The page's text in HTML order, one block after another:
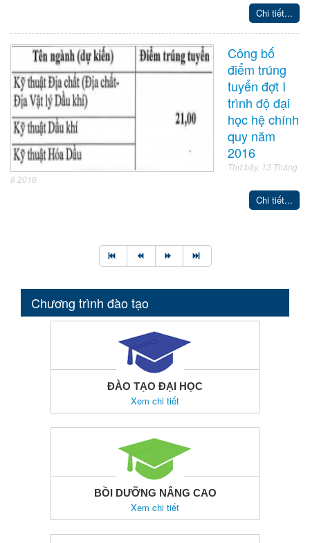
Chi tiết...
Công bố
điểm trúng
tuyển đợt I
trình độ đại
học hệ chính
quy năm
2016
Thứ bảy, 13 Tháng
8 2016
Chi tiết...
Chương trình đào tạo
ĐÀO TẠO ĐẠI HỌC
Xem chi tiết
BỒI DƯỠNG NÂNG CAO
Xem chi tiết